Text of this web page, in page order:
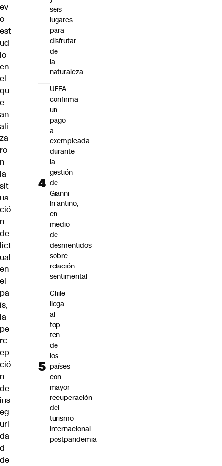
ev
o
est
ud
io
en
el
qu
e
an
ali
za
ro
n
la
sit
ua
ció
n
de
lict
ual
en
el
pa
ís,
la
pe
rc
ep
ció
n
de
ins
eg
uri
da
d
de
seis
lugares
para
disfrutar
de
la
naturaleza
UEFA
confirma
un
pago
a
exempleada
durante
la
gestión
de
Gianni
Infantino,
en
medio
de
desmentidos
sobre
relación
sentimental
Chile
llega
al
top
ten
de
los
países
con
mayor
recuperación
del
turismo
internacional
postpandemia